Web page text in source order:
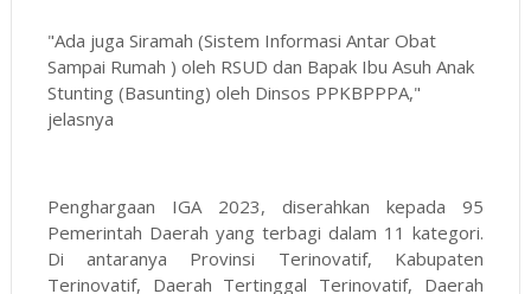
"Ada juga Siramah (Sistem Informasi Antar Obat
Sampai Rumah ) oleh RSUD dan Bapak Ibu Asuh Anak
Stunting (Basunting) oleh Dinsos PPKBPPPA,"
jelasnya
Penghargaan IGA 2023, diserahkan kepada 95
Pemerintah Daerah yang terbagi dalam 11 kategori.
Di antaranya Provinsi Terinovatif, Kabupaten
Terinovatif, Daerah Tertinggal Terinovatif, Daerah